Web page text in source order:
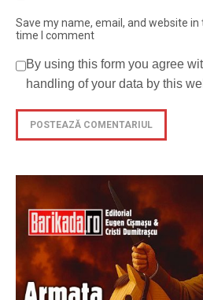
Save my name, email, and website
time I comment
By using this form you agree
handling of your data by this